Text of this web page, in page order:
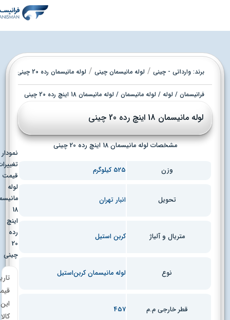
وارداتی - چینی /لوله مانیسمان چینی/لوله مانیسمان رده 20 چینی
فرانیسمان/لوله/لوله مانیسمان/ لوله مانیسمان 18 اینچ رده 20 چینی
لوله مانیسمان 18 اینچ رده 20 چینی
مشخصات لوله مانیسمان 18 اینچ رده 20 چینی
تحویل انبار تهران
متریال و آلیاژ کربن استیل
لوله مانیسمان کربن‌استیل
قطر خارجی م.م
نمودار
تغییرات
قیمت
مانیسمان
چینی
تاریخچه
قیمت